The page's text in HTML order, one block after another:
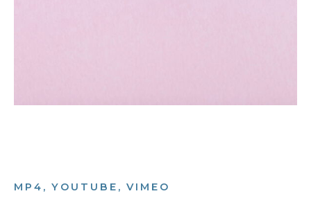
MP4, YOUTUBE, VIMEO